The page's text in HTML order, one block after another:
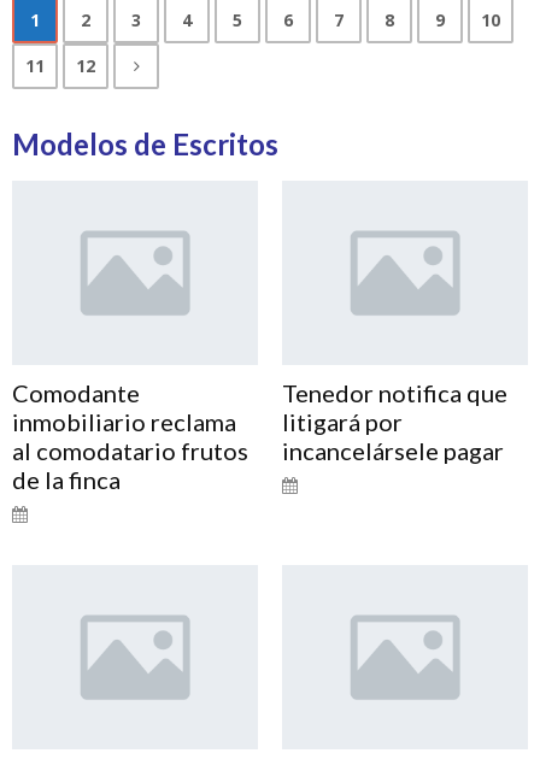
1 2 3 4 5 6 7 8 9
10
11
12
Modelos de Escritos
Comodante
inmobiliario reclama
al comodatario frutos
de la finca
Tenedor notifica que
litigará por
incancelársele pagar